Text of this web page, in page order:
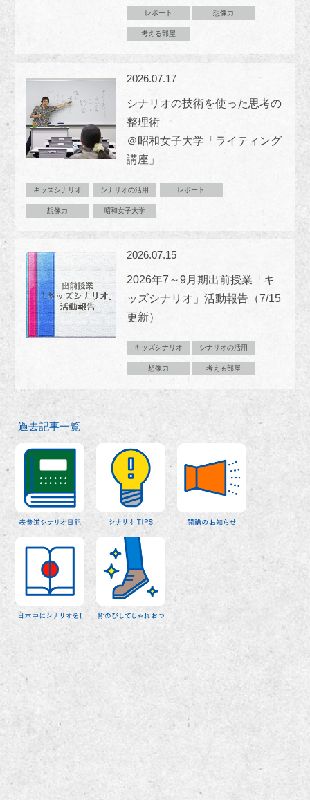
レポート 想像力
考える部屋
2026.07.17
シナリオの技術を使った思考の
整理術
＠昭和女子大学「ライティング
講座」
キッズシナリオ シナリオの活用 レポート
想像力 昭和女子大学
2026.07.15
2026年7～9月期出前授業「キ
ッズシナリオ」活動報告（7/15
更新）
キッズシナリオ シナリオの活用
想像力 考える部屋
過去記事一覧